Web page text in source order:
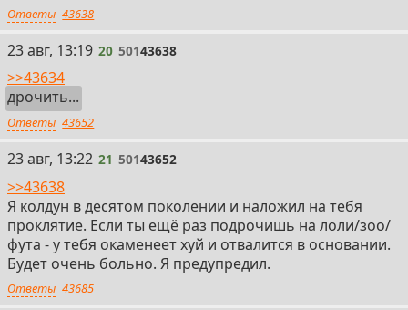
Ответы 43638
20
23 авг, 13:19 20 50143638
>>43634
дрочить...
Ответы 43652
21
23 авг, 13:22 21 50143652
>>43638
Я колдун в десятом поколении и наложил на тебя
проклятие. Если ты ещё раз подрочишь на лоли/зоо/
фута - у тебя окаменеет хуй и отвалится в основании.
Будет очень больно. Я предупредил.
Ответы 43685